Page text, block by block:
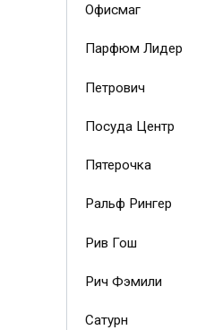
Офисмаг
Парфюм Лидер
Петрович
Посуда Центр
Пятерочка
Ральф Рингер
Рив Гош
Рич Фэмили
Сатурн